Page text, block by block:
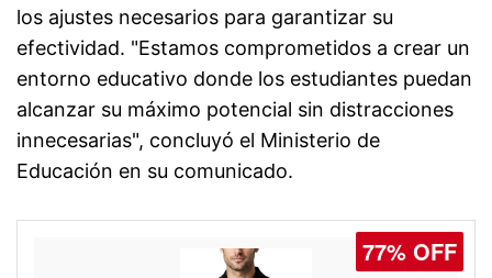
los ajustes necesarios para garantizar su
efectividad. "Estamos comprometidos a crear un
entorno educativo donde los estudiantes puedan
alcanzar su máximo potencial sin distracciones
innecesarias", concluyó el Ministerio de
Educación en su comunicado.
77% OFF